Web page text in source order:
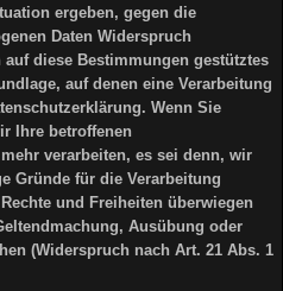
ergeben, gegen die
Daten Widerspruch
diese Bestimmungen gestütztes
auf denen eine Verarbeitung
Wenn Sie
Ihre betroffenen
verarbeiten, es sei denn, wir
Gründe für die Verarbeitung
und Freiheiten überwiegen
Ausübung oder
(Widerspruch nach Art. 21 Abs. 1